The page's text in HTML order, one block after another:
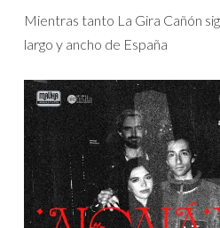
Mientras tanto La Gira Cañón
largo y ancho de España